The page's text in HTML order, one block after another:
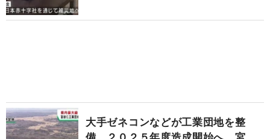
大手ゼネコンなどが工業団地を整